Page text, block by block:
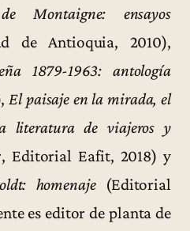
Montaigne: ensayos
de Antioquia, 2010),
1879-1963: antología
El paisaje en la mirada, el
literatura de viajeros y
Editorial Eafit, 2018) y
homenaje(Editorial
es editor de planta de